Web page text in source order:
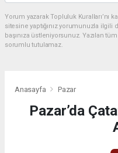
Yorum yazarak Topluluk
sitesine yaptığınız yorumunuzla
başınıza üstleniyorsunuz. Yazılan
sorumlu tutulamaz.
Anasayfa Pazar
Pazar’da